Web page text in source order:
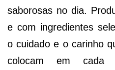
saborosas no dia.
e com ingredientes
o cuidado e o carinho
colocam em cada